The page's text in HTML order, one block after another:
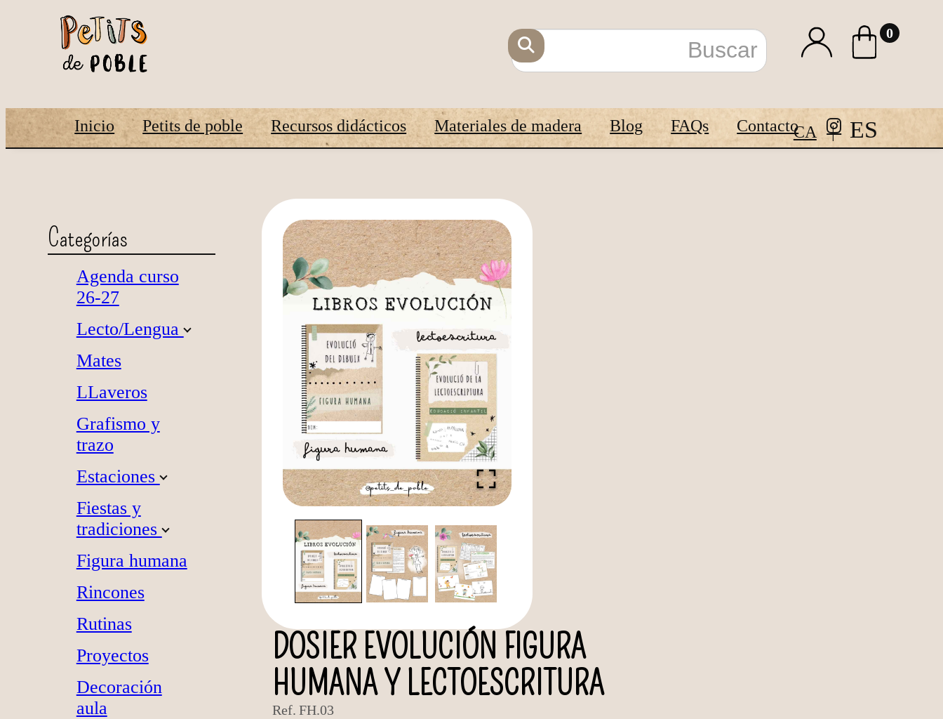
0
Inicio Petits de poble Recursos didácticos Materiales de madera Blog FAQs ContactoCA ES
Categorías
Agenda curso
26-27
Lecto/Lengua
Mates
LLaveros
Grafismo y
trazo
Estaciones
Fiestas y
tradiciones
Figura humana
Rincones
Rutinas
Proyectos
Decoración
aula
DOSIER EVOLUCIÓN FIGURA
HUMANA Y LECTOESCRITURA
Ref. FH.03